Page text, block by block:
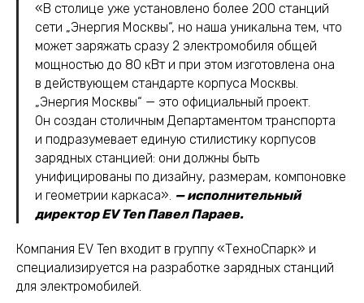
«В столице уже установлено более 200 станций
сети „Энергия Москвы“, но наша уникальна тем, что
может заряжать сразу 2 электромобиля общей
мощностью до 80 кВт и при этом изготовлена она
в действующем стандарте корпуса Москвы.
„Энергия Москвы“ — это официальный проект.
Он создан столичным Департаментом транспорта
и подразумевает единую стилистику корпусов
зарядных станцией: они должны быть
унифицированы по дизайну, размерам, компоновке
и геометрии каркаса». — исполнительный
директор EV Ten Павел Параев.
Компания EV Ten входит в группу «ТехноСпарк» и
специализируется на разработке зарядных станций
для электромобилей.